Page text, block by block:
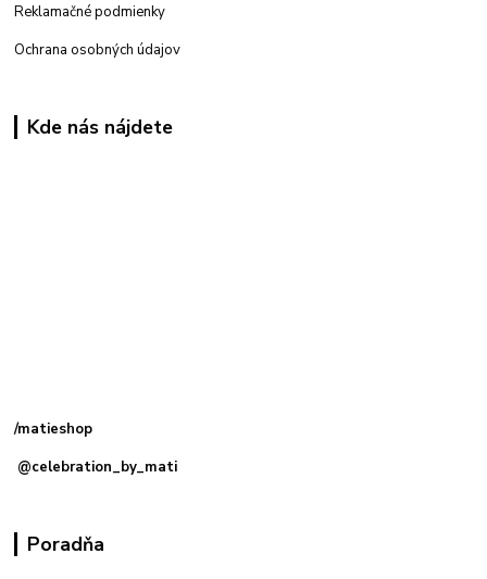
Reklamačné podmienky
Ochrana osobných údajov
Kde nás nájdete
/matieshop
@celebration_by_mati
Poradňa